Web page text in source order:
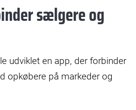
sælgere og
udviklet en app, der forbinder
opkøbere på markeder og